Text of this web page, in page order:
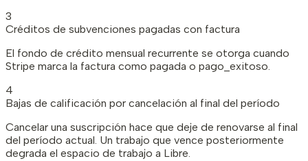
3
Créditos de subvenciones pagadas con factura
El fondo de crédito mensual recurrente se otorga cuando
Stripe marca la factura como pagada o pago_exitoso.
4
Bajas de calificación por cancelación al final del período
Cancelar una suscripción hace que deje de renovarse al final
del período actual. Un trabajo que vence posteriormente
degrada el espacio de trabajo a Libre.